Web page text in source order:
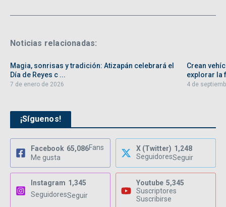
Noticias relacionadas:
Magia, sonrisas y tradición: Atizapán celebrará el
Día de Reyes c ...
7 de enero de 2026
Crean
explorar la
4 de
¡Síguenos!
Facebook 65,086Fans
Me gusta
X (Twitter) 1,248
SeguidoresSeguir
Instagram 1,345
SeguidoresSeguir
Youtube 5,345
Suscriptores
Suscribirse